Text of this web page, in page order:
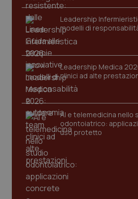
Leadership
modelli di
Leadership Medica
clinici ad alte
AI e telemedicina nello
odontoiatrico:
uso protetto
VISITOR_PRIVACY_METADATA
CookieScriptConsent